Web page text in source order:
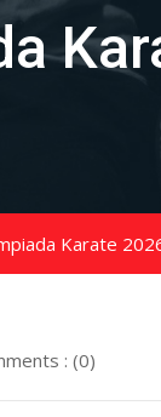
Karate
: (0)